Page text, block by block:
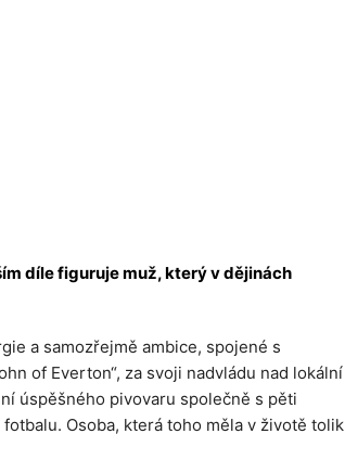
díle figuruje muž, který v dějinách
a samozřejmě ambice, spojené s
of Everton“, za svoji nadvládu nad lokální
úspěšného pivovaru společně s pěti
Osoba, která toho měla v životě tolik